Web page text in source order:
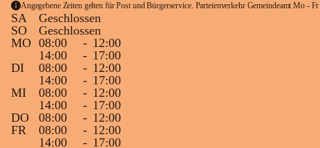
Angegebene Zeiten gelten für Post und Bürgerservice. Parteienverkehr Gemeindeamt Mo -
SA
Geschlossen
SO
Geschlossen
MO 08:00 - 12:00
14:00
- 17:00
DI
08:00 - 12:00
14:00
- 17:00
MI
08:00 - 12:00
14:00
- 17:00
DO
08:00 - 12:00
FR
08:00 - 12:00
14:00
- 17:00